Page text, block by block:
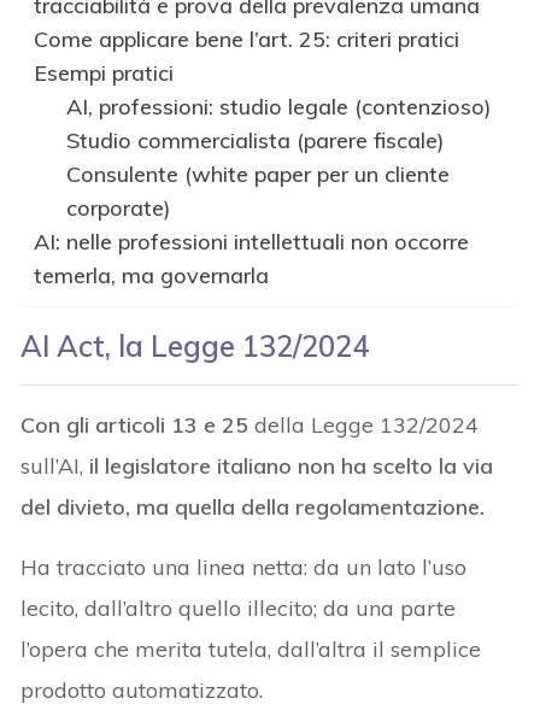
tracciabilità e prova della prevalenza umana
Come applicare bene l’art. 25: criteri pratici
Esempi pratici
AI, professioni: studio legale (contenzioso)
Studio commercialista (parere fiscale)
Consulente (white paper per un cliente
corporate)
AI: nelle professioni intellettuali non occorre
temerla, ma governarla
AI Act, la Legge 132/2024
Con gli articoli 13 e 25 della Legge 132/2024
sull’AI, il legislatore italiano non ha scelto la via
del divieto, ma quella della regolamentazione.
Ha tracciato una linea netta: da un lato l’uso
lecito, dall’altro quello illecito; da una parte
l’opera che merita tutela, dall’altra il semplice
prodotto automatizzato.